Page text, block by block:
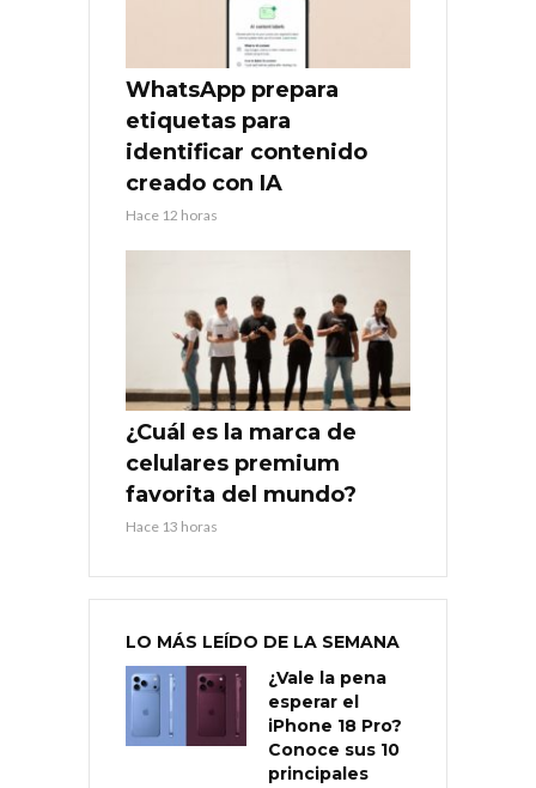
WhatsApp prepara
etiquetas para
identificar contenido
creado con IA
Hace 12 horas
¿Cuál es la marca de
celulares premium
favorita del mundo?
Hace 13 horas
LO MÁS LEÍDO DE LA SEMANA
¿Vale la pena
esperar el
iPhone 18 Pro?
Conoce sus 10
principales